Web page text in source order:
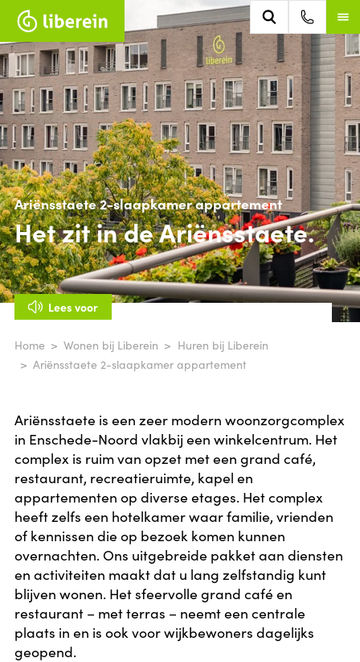
Ariënsstaete 2-slaapkamer appartement
Het zit in de Ariënsstaete.
Lees voor
Home Wonen bij Liberein
Huren bij Liberein
Ariënsstaete 2-slaapkamer appartement
Ariënsstaete is een zeer modern woonzorgcomplex
in Enschede-Noord vlakbij een winkelcentrum. Het
complex is ruim van opzet met een grand café,
restaurant, recreatieruimte, kapel en
appartementen op diverse etages. Het complex
heeft zelfs een hotelkamer waar familie, vrienden
of kennissen die op bezoek komen kunnen
overnachten. Ons uitgebreide pakket aan diensten
en activiteiten maakt dat u lang zelfstandig kunt
blijven wonen. Het sfeervolle grand café en
restaurant – met terras – neemt een centrale
plaats in en is ook voor wijkbewoners dagelijks
geopend.